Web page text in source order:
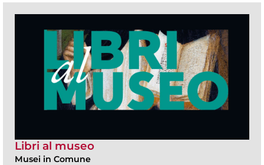
Libri al museo
Musei in Comune